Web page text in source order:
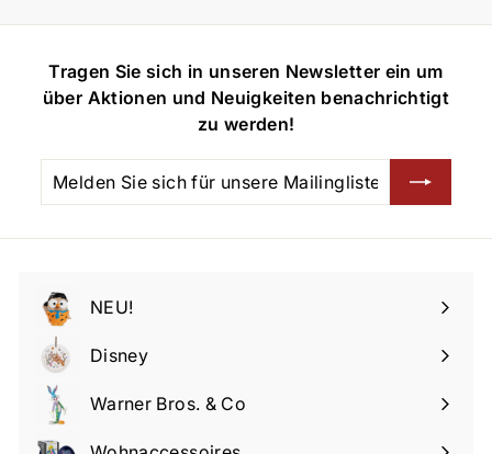
Tragen Sie sich in unseren Newsletter ein um
über Aktionen und Neuigkeiten benachrichtigt
zu werden!
Sie
für
Mailingliste
an
NEU!
Disney
Menü
maximierenWarner Bros. & Co
Menü
maximieren